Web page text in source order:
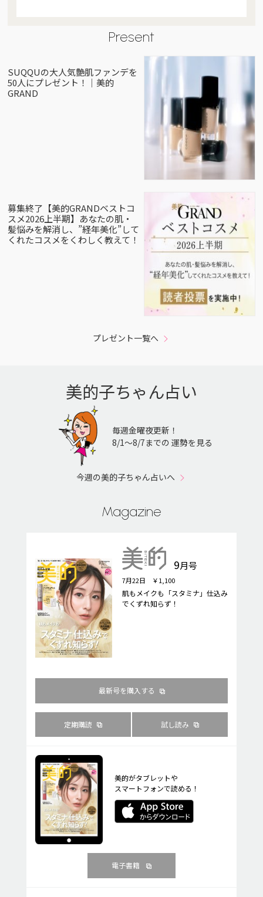
Present
SUQQUの大人気艶肌ファンデを
50人にプレゼント！｜美的
GRAND
募集終了【美的GRANDベストコ
スメ2026上半期】あなたの肌・
髪悩みを解消し、”経年美化”して
くれたコスメをくわしく教えて！
プレゼント一覧へ
美的子ちゃん占い
毎週金曜夜更新！
8/1〜8/7までの 運勢を見る
今週の美的子ちゃん占いへ
Magazine
9月号
7月22日 ￥1,100
肌もメイクも「スタミナ」仕込み
でくずれ知らず！
最新号を購入する
定期購読 試し読み
美的がタブレットや
スマートフォンで読める！
電子書籍